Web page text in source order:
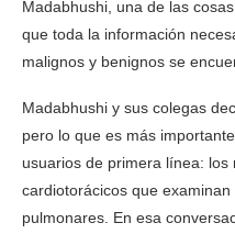
Madabhushi, una de las
que toda la información
malignos y benignos se
Madabhushi y sus colegas
pero lo que es más
usuarios de primera línea: los
cardiotorácicos que
pulmonares. En esa